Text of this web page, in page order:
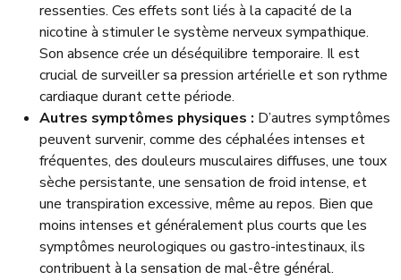
ressenties. Ces effets sont liés à la capacité de la
nicotine à stimuler le système nerveux sympathique.
Son absence crée un déséquilibre temporaire. Il est
crucial de surveiller sa pression artérielle et son rythme
cardiaque durant cette période.
Autres symptômes physiques : D’autres symptômes
peuvent survenir, comme des céphalées intenses et
fréquentes, des douleurs musculaires diffuses, une toux
sèche persistante, une sensation de froid intense, et
une transpiration excessive, même au repos. Bien que
moins intenses et généralement plus courts que les
symptômes neurologiques ou gastro-intestinaux, ils
contribuent à la sensation de mal-être général.